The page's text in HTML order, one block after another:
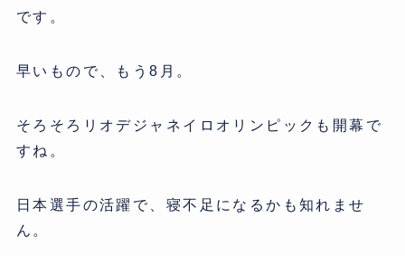
です。
早いもので、もう8月。
そろそろリオデジャネイロオリンピックも開幕で
すね。
日本選手の活躍で、寝不足になるかも知れませ
ん。